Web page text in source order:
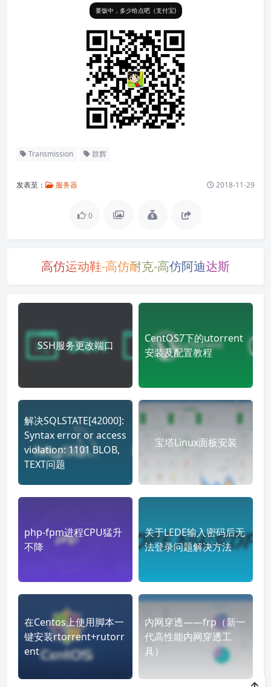
要饭中，多少给点吧（支付宝)
Transmission 群辉
发表至： 服务器 2018-11-29
0
高仿运动鞋-高仿耐克-高仿阿迪达斯
SSH服务更改端口
CentOS7下的utorrent
安装及配置教程
解决SQLSTATE[42000]:
Syntax error or access
violation: 1101 BLOB,
TEXT问题
宝塔Linux面板安装
php-fpm进程CPU猛升
不降
关于LEDE输入密码后无
法登录问题解决方法
在Centos上使用脚本一
键安装rtorrent+rutorr
ent
内网穿透——frp（新一
代高性能内网穿透工
具）